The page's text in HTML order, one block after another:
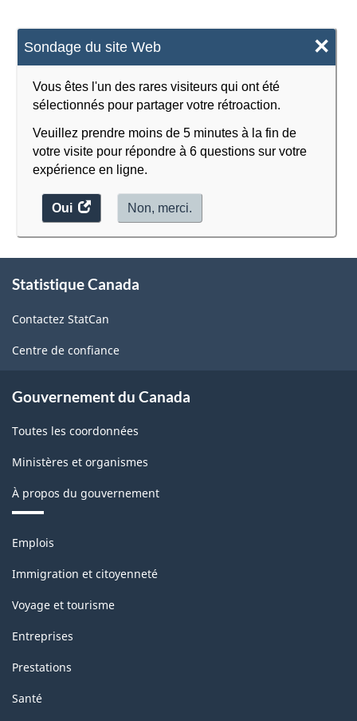
Sondage du site Web ×
Vous êtes l'un des rares visiteurs qui ont été
sélectionnés pour partager votre rétroaction.
Veuillez prendre moins de 5 minutes à la fin de
votre visite pour répondre à 6 questions sur votre
expérience en ligne.
Oui
accéder
au
Non, merci.
propos
ce
site
Statistique Canada
Contactez StatCan
Centre de confiance
Gouvernement du Canada
Toutes les coordonnées
Ministères et organismes
À propos du gouvernement
Thèmes
sujets
Emplois
Immigration et citoyenneté
Voyage et tourisme
Entreprises
Prestations
Santé